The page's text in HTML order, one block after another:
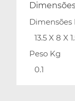
Dimensões
13.5 X 8 X
Peso Kg
0.1